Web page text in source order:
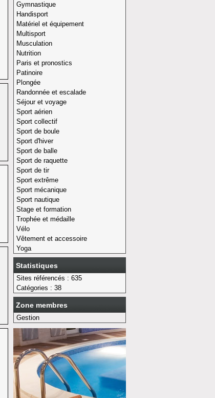
Gymnastique
Handisport
Matériel et équipement
Multisport
Musculation
Nutrition
Paris et pronostics
Patinoire
Plongée
Randonnée et escalade
Séjour et voyage
Sport aérien
Sport collectif
Sport de boule
Sport d'hiver
Sport de balle
Sport de raquette
Sport de tir
Sport extrême
Sport mécanique
Sport nautique
Stage et formation
Trophée et médaille
Vélo
Vêtement et accessoire
Yoga
Statistiques
Sites référencés : 635
Catégories : 38
Zone membres
Gestion